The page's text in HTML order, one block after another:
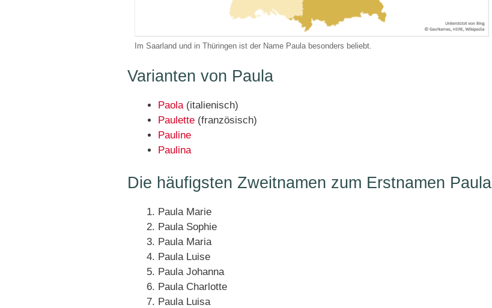
Im Saarland und in Thüringen ist der Name Paula besonders beliebt.
Varianten von Paula
Paola(italienisch)
Paulette (französisch)
Pauline
Paulina
Die häufigsten Zweitnamen zum Erstnamen Paula
Paula Marie
Paula Sophie
Paula Maria
Paula Luise
Paula Johanna
Paula Charlotte
Paula Luisa